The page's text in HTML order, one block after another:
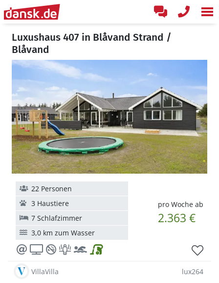
Luxushaus 407 in Blåvand Strand /
Blåvand
pro Woche ab
2.363 €
22 Personen
3 Haustiere
7 Schlafzimmer
3,0 km zum Wasser
VillaVilla lux264